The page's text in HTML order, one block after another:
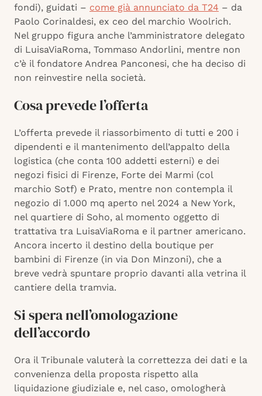
fondi), guidati – come già annunciato da T24 – da
Paolo Corinaldesi, ex ceo del marchio Woolrich.
Nel gruppo figura anche l’amministratore delegato
di LuisaViaRoma, Tommaso Andorlini, mentre non
c’è il fondatore Andrea Panconesi, che ha deciso di
non reinvestire nella società.
Cosa prevede l’offerta
L’offerta prevede il riassorbimento di tutti e 200 i
dipendenti e il mantenimento dell’appalto della
logistica (che conta 100 addetti esterni) e dei
negozi fisici di Firenze, Forte dei Marmi (col
marchio Sotf) e Prato, mentre non contempla il
negozio di 1.000 mq aperto nel 2024 a New York,
nel quartiere di Soho, al momento oggetto di
trattativa tra LuisaViaRoma e il partner americano.
Ancora incerto il destino della boutique per
bambini di Firenze (in via Don Minzoni), che a
breve vedrà spuntare proprio davanti alla vetrina il
cantiere della tramvia.
Si spera nell’omologazione
dell’accordo
Ora il Tribunale valuterà la correttezza dei dati e la
convenienza della proposta rispetto alla
liquidazione giudiziale e, nel caso, omologherà